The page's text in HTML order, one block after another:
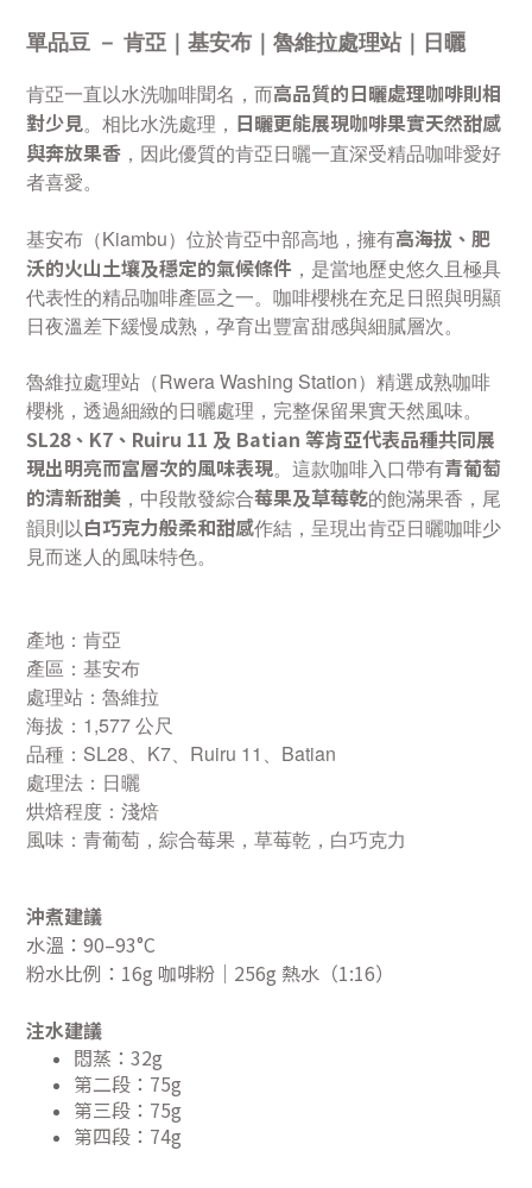
單品豆 － 肯亞｜基安布｜魯維拉處理站｜日曬
肯亞一直以水洗咖啡聞名，而高品質的日曬處理咖啡則相
對少見。相比水洗處理， 日曬更能展現咖啡果實天然甜感
與奔放果香 ，因此優質的肯亞日曬一直深受精品咖啡愛好
者喜愛。
基安布（Kiambu）位於肯亞中部高地，擁有高海拔、肥
沃的火山土壤及穩定的氣候條件 ，是當地歷史悠久且極具
代表性的精品咖啡產區之一。咖啡櫻桃在充足日照與明顯
日夜溫差下緩慢成熟，孕育出豐富甜感與細膩層次。
魯維拉處理站（Rwera Washing Station）精選成熟咖啡
櫻桃，透過細緻的日曬處理，完整保留果實天然風味。
SL28、K7、Ruiru 11 及 Batian 等肯亞代表品種共同展
現出明亮而富層次的風味表現。這款咖啡入口帶有青葡萄
的清新甜美 ，中段散發綜合莓果及草莓乾的飽滿果香，尾
韻則以白巧克力般柔和甜感作結，呈現出肯亞日曬咖啡少
見而迷人的風味特色。
產地：肯亞
產區：基安布
處理站：魯維拉
海拔：1,577 公尺
品種：SL28、K7、Ruiru 11、Batian
處理法：日曬
烘焙程度：淺焙
風味：青葡萄，綜合莓果，草莓乾，白巧克力
沖煮建議
水溫：90–93°C
粉水比例：16g 咖啡粉｜256g 熱水（1:16）
注水建議
悶蒸：32g
第二段：75g
第三段：75g
第四段：74g